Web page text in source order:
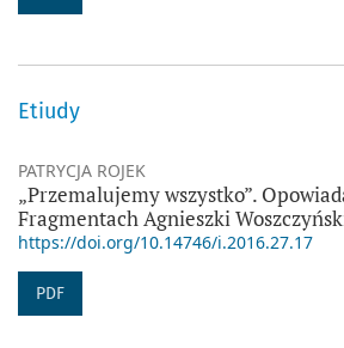
Etiudy
PATRYCJA ROJEK
„Przemalujemy wszystko”.
Fragmentach Agnieszki
https://doi.org/10.14746/i.2016.27.17
PDF